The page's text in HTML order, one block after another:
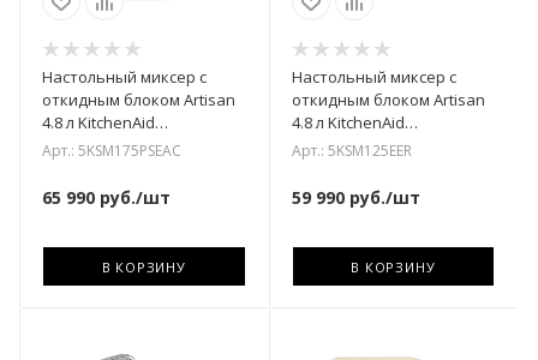
Настольный миксер с
откидным блоком Artisan
4.8 л KitchenAid
5KSM175PSEAC
Арт.: 5KSM175PSEAC
65 990 руб./шт
В КОРЗИНУ
Настольный миксер с
откидным блоком Artisan
4.8 л KitchenAid
5KSM125EER
Арт.: 5KSM125EER
59 990руб./шт
В КОРЗИНУ